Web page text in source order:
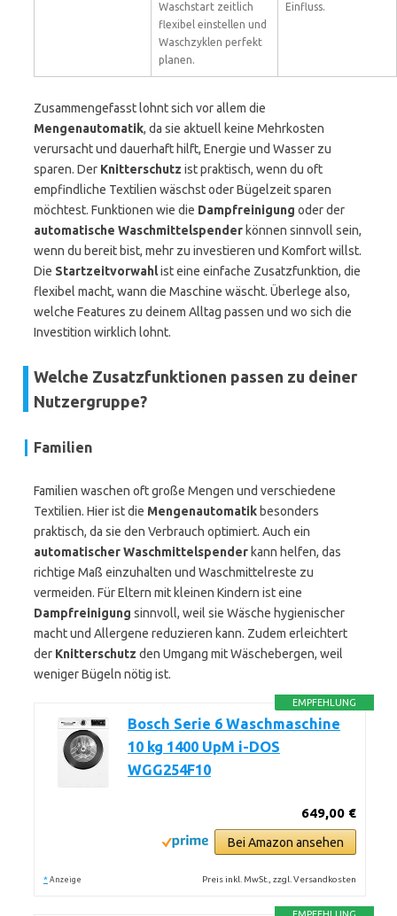
Waschstart zeitlich
flexibel einstellen und
Waschzyklen perfekt
planen.
Einfluss.
Zusammengefasst lohnt sich vor allem die
Mengenautomatik, da sie aktuell keine Mehrkosten
verursacht und dauerhaft hilft, Energie und Wasser zu
sparen. Der Knitterschutz ist praktisch, wenn du oft
empfindliche Textilien wäschst oder Bügelzeit sparen
möchtest. Funktionen wie die Dampfreinigung oder der
automatische Waschmittelspender können sinnvoll sein,
wenn du bereit bist, mehr zu investieren und Komfort willst.
Die Startzeitvorwahlist eine einfache Zusatzfunktion, die
flexibel macht, wann die Maschine wäscht. Überlege also,
welche Features zu deinem Alltag passen und wo sich die
Investition wirklich lohnt.
Welche Zusatzfunktionen passen zu deiner
Nutzergruppe?
Familien
Familien waschen oft große Mengen und verschiedene
Textilien. Hier ist die Mengenautomatik besonders
praktisch, da sie den Verbrauch optimiert. Auch ein
automatischer Waschmittelspender kann helfen, das
richtige Maß einzuhalten und Waschmittelreste zu
vermeiden. Für Eltern mit kleinen Kindern ist eine
Dampfreinigung sinnvoll, weil sie Wäsche hygienischer
macht und Allergene reduzieren kann. Zudem erleichtert
der Knitterschutz den Umgang mit Wäschebergen, weil
weniger Bügeln nötig ist.
EMPFEHLUNG
Bosch Serie 6 Waschmaschine
10 kg 1400 UpM i-DOS
WGG254F10
649,00 €
Bei Amazon ansehen
* Anzeige Preis inkl. MwSt., zzgl. Versandkosten